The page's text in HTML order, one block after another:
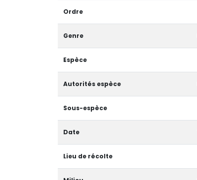
Ordre
Genre
Espèce
Autorités espèce
Sous-espèce
Date
Lieu de récolte